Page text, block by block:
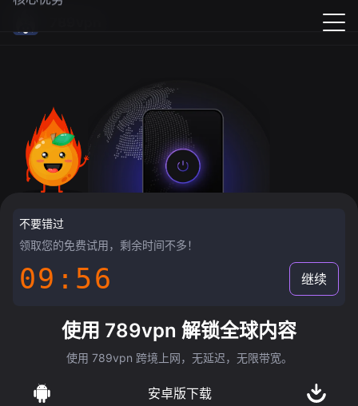
不要错过
领取您的免费试用，剩余时间不多！
09:55 继续
使用 789vpn 解锁全球内容
使用 789vpn 跨境上网，无延迟，无限带宽。
安卓版下载